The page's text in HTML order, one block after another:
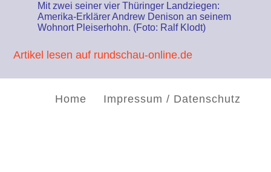
Mit zwei seiner vier Thüringer Landziegen:
Amerika-Erklärer Andrew Denison an seinem
Wohnort Pleiserhohn. (Foto: Ralf Klodt)
Artikel lesen auf rundschau-online.de
Home Impressum / Datenschutz